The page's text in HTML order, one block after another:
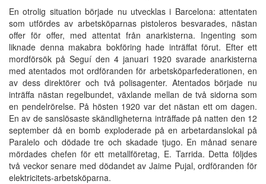
En otrolig situation började nu utvecklas i Barcelona: attentaten
som utfördes av arbetsköparnas pistoleros besvarades, nästan
offer för offer, med attentat från anarkisterna. Ingenting som
liknade denna makabra bokföring hade inträffat förut. Efter ett
mordförsök på Seguí den 4 januari 1920 svarade anarkisterna
med atentados mot ordföranden för arbetsköparfederationen, en
av dess direktörer och två polisagenter. Atentados började nu
inträffa nästan regelbundet, växlande mellan de två sidorna som
en pendelrörelse. På hösten 1920 var det nästan ett om dagen.
En av de sanslösaste skändligheterna inträffade på natten den 12
september då en bomb exploderade på en arbetardanslokal på
Paralelo och dödade tre och skadade tjugo. En månad senare
mördades chefen för ett metallföretag, E. Tarrida. Detta följdes
två veckor senare med dödandet av Jaime Pujal, ordföranden för
elektricitets-arbetsköparna.